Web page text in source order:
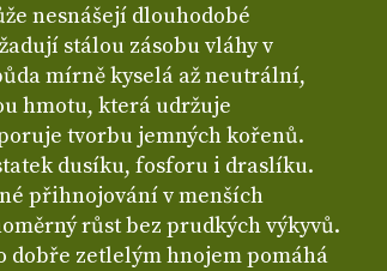
nesnášejí dlouhodobé
stálou zásobu vláhy v
mírně kyselá až neutrální,
hmotu, která udržuje
tvorbu jemných kořenů.
dusíku, fosforu i draslíku.
přihnojování v menších
růst bez prudkých výkyvů.
dobře zetlelým hnojem pomáhá